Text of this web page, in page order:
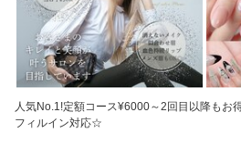
人気No.1!定額コース¥6000～2回目以降もお
フィルイン対応☆